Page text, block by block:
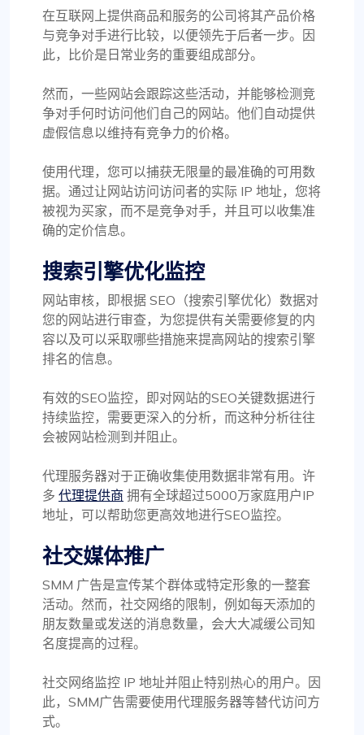
在互联网上提供商品和服务的公司将其产品价格
与竞争对手进行比较，以便领先于后者一步。因
此，比价是日常业务的重要组成部分。
然而，一些网站会跟踪这些活动，并能够检测竞
争对手何时访问他们自己的网站。他们自动提供
虚假信息以维持有竞争力的价格。
使用代理，您可以捕获无限量的最准确的可用数
据。通过让网站访问访问者的实际 IP 地址，您将
被视为买家，而不是竞争对手，并且可以收集准
确的定价信息。
搜索引擎优化监控
网站审核，即根据 SEO（搜索引擎优化）数据对
您的网站进行审查，为您提供有关需要修复的内
容以及可以采取哪些措施来提高网站的搜索引擎
排名的信息。
有效的SEO监控，即对网站的SEO关键数据进行
持续监控，需要更深入的分析，而这种分析往往
会被网站检测到并阻止。
代理服务器对于正确收集使用数据非常有用。许
多 代理提供商 拥有全球超过5000万家庭用户IP
地址，可以帮助您更高效地进行SEO监控。
社交媒体推广
SMM 广告是宣传某个群体或特定形象的一整套
活动。然而，社交网络的限制，例如每天添加的
朋友数量或发送的消息数量，会大大减缓公司知
名度提高的过程。
社交网络监控 IP 地址并阻止特别热心的用户。因
此，SMM广告需要使用代理服务器等替代访问方
式。